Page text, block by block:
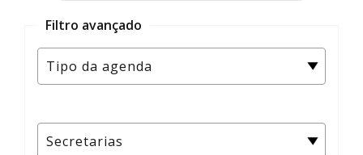
Filtro avançado